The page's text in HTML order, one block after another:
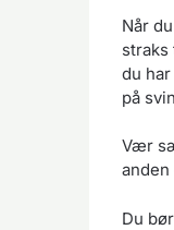
Når
du
på
Vær
Du